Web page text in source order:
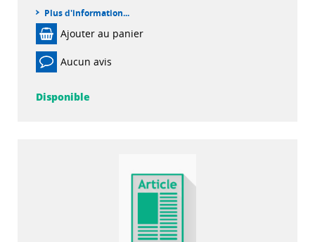
Plus d'information...
Ajouter au panier
Aucun avis
Disponible